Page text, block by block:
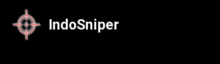
IndoSniper